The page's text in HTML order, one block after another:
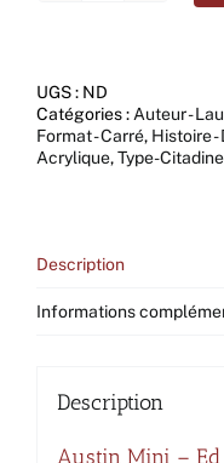
Ed
Paul
Smith
UGS : ND
Catégories : Auteur -
Format - Carré, Histoire -
Acrylique,Type-Citadine
Description
Informations
Description
Austin Mini – Ed